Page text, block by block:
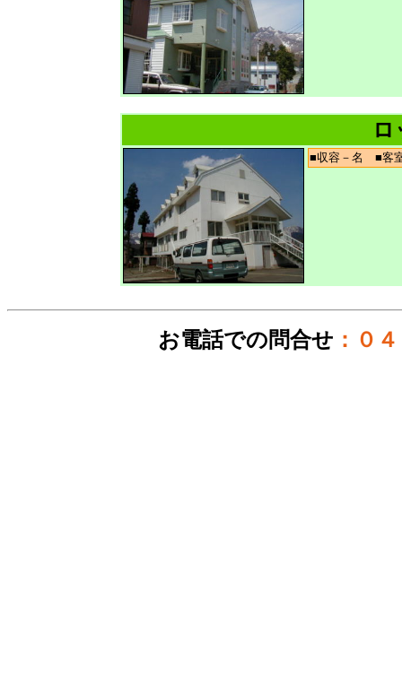
■収容－名 ■客
お電話での問合せ ：０